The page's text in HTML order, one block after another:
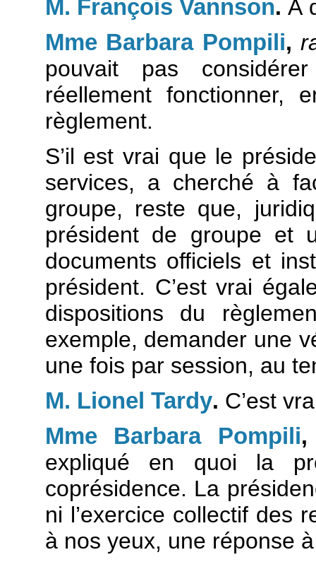
M. François Vannson. À
Mme Barbara Pompili,
pouvait pas
réellement fonctionner,
règlement.
S’il est vrai que le
services, a cherché à
groupe, reste que,
président de groupe et
documents officiels et
président. C’est vrai
dispositions du
exemple, demander une
une fois par session, au
M. Lionel Tardy. C’est
Mme Barbara Pompili
expliqué en quoi la
coprésidence. La
ni l’exercice collectif des
à nos yeux, une réponse